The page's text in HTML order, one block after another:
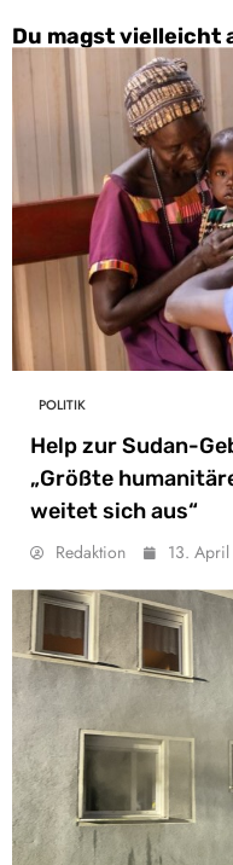
Du magst vielleicht
POLITIK
Help zur Sudan-
„Größte
weitet sich aus“
Redaktion 13.